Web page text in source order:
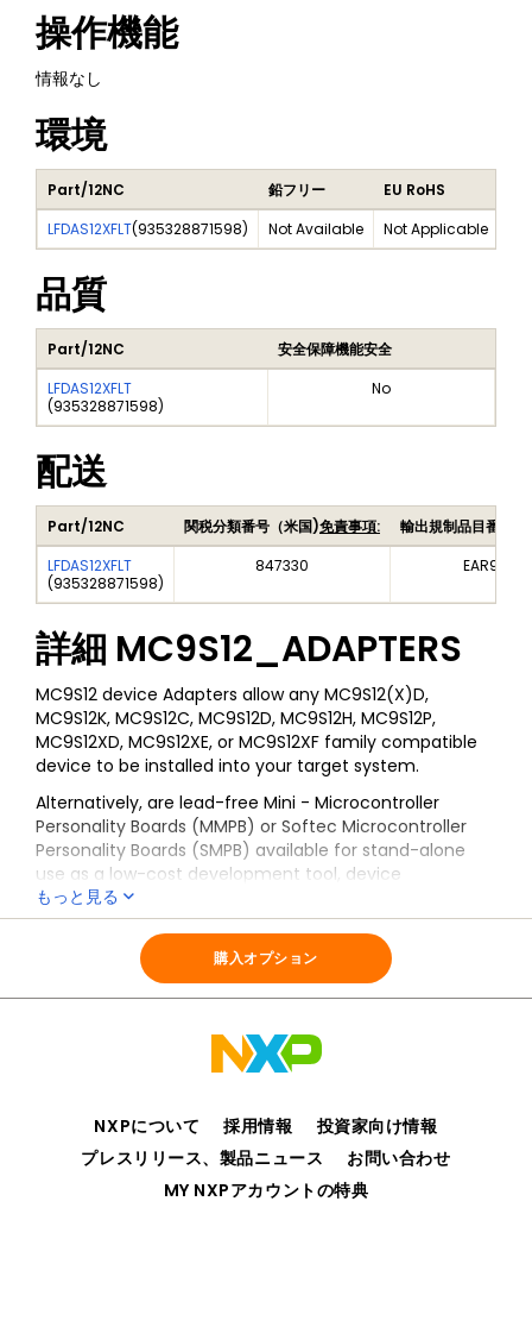
操作機能
情報なし
環境
Part/12NC 鉛フリー EU RoHS
LFDAS12XFLT(935328871598) Not Available Not Applicable
品質
Part/12NC
安全保障機能安全
LFDAS12XFLT
(935328871598)
No
配送
Part/12NC 関税分類番号（米国)免責事項:
輸出規制品目番号
LFDAS12XFLT
(935328871598)
847330 EAR99
詳細 MC9S12_ADAPTERS
MC9S12 device Adapters allow any MC9S12(X)D,
MC9S12K, MC9S12C, MC9S12D, MC9S12H, MC9S12P,
MC9S12XD, MC9S12XE, or MC9S12XF family compatible
device to be installed into your target system.
Alternatively, are lead-free Mini - Microcontroller
Personality Boards (MMPB) or Softec Microcontroller
Personality Boards (SMPB) available for stand-alone
use as a low-cost development tool, device
programming target, or as a daughter card for the
respective MC9S12 family evaluation boards.
もっと見る
MC9S12_ADAPTERS
購入オプション
NXPについて 採用情報
投資家向け情報
プレスリリース、製品ニュース
お問い合わせ
MY NXPアカウントの特典